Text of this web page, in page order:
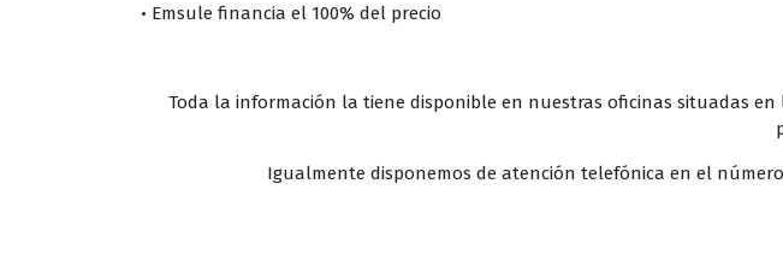
• Emsule financia el 100% del precio
Toda la información la tiene disponible en nuestras oficinas situadas
Igualmente disponemos de atención telefónica en el